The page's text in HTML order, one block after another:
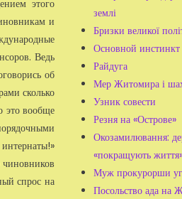
этого
и
Ведь
об
сколько
это вообще
спрос на
землі
Бризки великої
Основной инстинкт
Райдуга
Мер Житомира і
Узник совести
Резня на «Острове»
Окозамилювання:
«покращують
Муж прокурорши
Посольство ада на